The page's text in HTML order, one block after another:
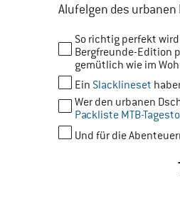
Alufelgen des urbanen
So richtig perfekt
Bergfreunde-Edition
gemütlich wie im
Ein Slacklineset
Wer den urbanen
Packliste MTB-
Und für die